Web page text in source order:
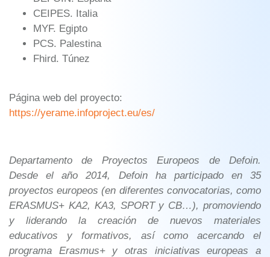
CEIPES. Italia
MYF. Egipto
PCS. Palestina
Fhird. Túnez
Página web del proyecto:
https://yerame.infoproject.eu/es/
Departamento de Proyectos Europeos de Defoin.
Desde el año 2014, Defoin ha participado en 35
proyectos europeos (en diferentes convocatorias, como
ERASMUS+ KA2, KA3, SPORT y CB…), promoviendo
y liderando la creación de nuevos materiales
educativos y formativos, así como acercando el
programa Erasmus+ y otras iniciativas europeas a